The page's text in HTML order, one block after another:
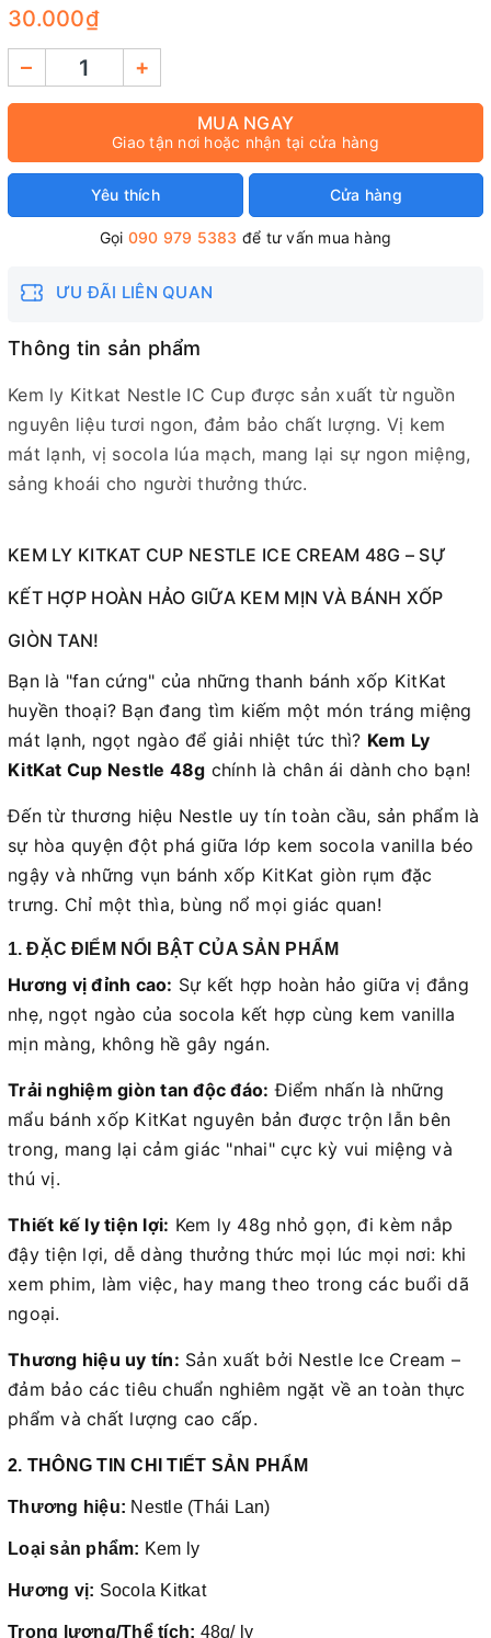
30.000₫
–
+
MUA NGAY
Giao tận nơi hoặc nhận tại cửa hàng
Yêu thích Cửa hàng
Gọi 090 979 5383 để tư vấn mua hàng
ƯU ĐÃI LIÊN QUAN
Thông tin sản phẩm
Kem ly Kitkat Nestle IC Cup được sản xuất từ nguồn
nguyên liệu tươi ngon, đảm bảo chất lượng. Vị kem
mát lạnh, vị socola lúa mạch, mang lại sự ngon miệng,
sảng khoái cho người thưởng thức.
KEM LY KITKAT CUP NESTLE ICE CREAM 48G – SỰ
KẾT HỢP HOÀN HẢO GIỮA KEM MỊN VÀ BÁNH XỐP
GIÒN TAN!
Bạn là "fan cứng" của những thanh bánh xốp KitKat
huyền thoại? Bạn đang tìm kiếm một món tráng miệng
mát lạnh, ngọt ngào để giải nhiệt tức thì? Kem Ly
KitKat Cup Nestle 48g chính là chân ái dành cho bạn!
Đến từ thương hiệu Nestle uy tín toàn cầu, sản phẩm là
sự hòa quyện đột phá giữa lớp kem socola vanilla béo
ngậy và những vụn bánh xốp KitKat giòn rụm đặc
trưng. Chỉ một thìa, bùng nổ mọi giác quan!
1. ĐẶC ĐIỂM NỔI BẬT CỦA SẢN PHẨM
Hương vị đỉnh cao: Sự kết hợp hoàn hảo giữa vị đắng
nhẹ, ngọt ngào của socola kết hợp cùng kem vanilla
mịn màng, không hề gây ngán.
Trải nghiệm giòn tan độc đáo: Điểm nhấn là những
mẩu bánh xốp KitKat nguyên bản được trộn lẫn bên
trong, mang lại cảm giác "nhai" cực kỳ vui miệng và
thú vị.
Thiết kế ly tiện lợi: Kem ly 48g nhỏ gọn, đi kèm nắp
đậy tiện lợi, dễ dàng thưởng thức mọi lúc mọi nơi: khi
xem phim, làm việc, hay mang theo trong các buổi dã
ngoại.
Thương hiệu uy tín: Sản xuất bởi Nestle Ice Cream –
đảm bảo các tiêu chuẩn nghiêm ngặt về an toàn thực
phẩm và chất lượng cao cấp.
2. THÔNG TIN CHI TIẾT SẢN PHẨM
Thương hiệu: Nestle (Thái Lan)
Loại sản phẩm: Kem ly
Hương vị: Socola Kitkat
Trọng lượng/Thể tích: 48g/ ly